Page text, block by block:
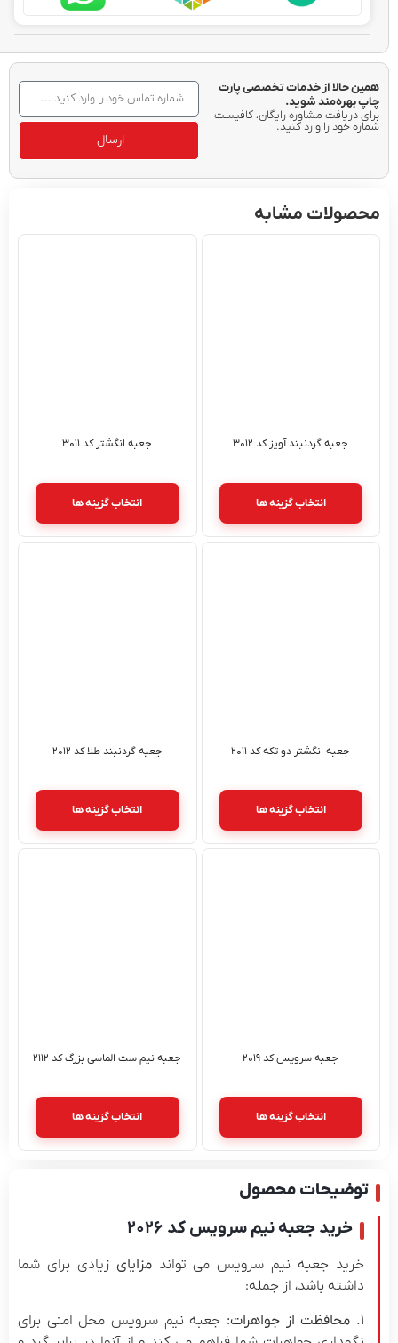
همین حالا از خدمات تخصصی پارت
چاپ بهره‌مند شوید.
برای دریافت مشاوره رایگان، کافیست
شماره خود را وارد کنید.
ارسال
محصولات مشابه
جعبه گردنبند آویز کد ۳۰۱۲
انتخاب گزینه ها
جعبه انگشتر کد ۳۰۱۱
انتخاب گزینه ها
جعبه انگشتر دو تکه کد ۲۰۱۱
انتخاب گزینه ها
جعبه گردنبند طلا کد ۲۰۱۲
انتخاب گزینه ها
جعبه سرویس کد ۲۰۱۹
انتخاب گزینه ها
جعبه نیم ست الماسی بزرگ کد ۲۱۱۲
انتخاب گزینه ها
توضیحات محصول
خرید جعبه نیم سرویس کد ۲۰۲۶
خرید جعبه نیم سرویس می تواندمزایایزیادی برای شما
داشته باشد، از جمله:
جعبه نیم سرویس محل امنی برای